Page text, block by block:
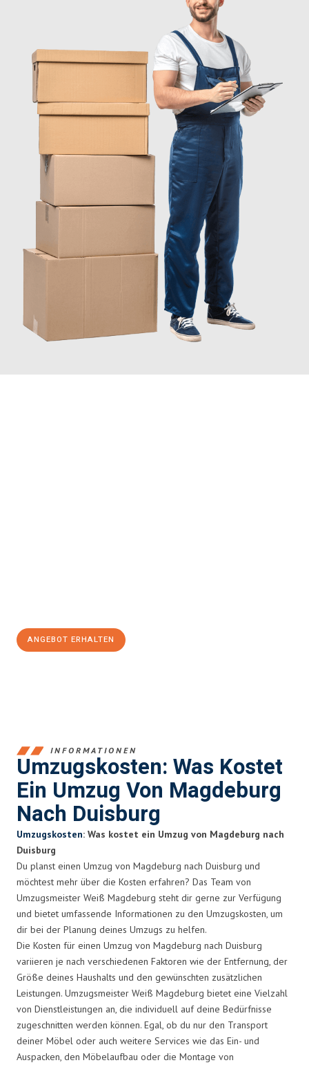
ANGEBOT ERHALTEN
INFORMATIONEN
Umzugskosten: Was Kostet
Ein Umzug Von Magdeburg
Nach Duisburg
Umzugskosten: Was kostet ein Umzug von Magdeburg nach
Duisburg
Du planst einen Umzug von Magdeburg nach Duisburg und
möchtest mehr über die Kosten erfahren? Das Team von
Umzugsmeister Weiß Magdeburg steht dir gerne zur Verfügung
und bietet umfassende Informationen zu den Umzugskosten, um
dir bei der Planung deines Umzugs zu helfen.
Die Kosten für einen Umzug von Magdeburg nach Duisburg
variieren je nach verschiedenen Faktoren wie der Entfernung, der
Größe deines Haushalts und den gewünschten zusätzlichen
Leistungen. Umzugsmeister Weiß Magdeburg bietet eine Vielzahl
von Dienstleistungen an, die individuell auf deine Bedürfnisse
zugeschnitten werden können. Egal, ob du nur den Transport
deiner Möbel oder auch weitere Services wie das Ein- und
Auspacken, den Möbelaufbau oder die Montage von